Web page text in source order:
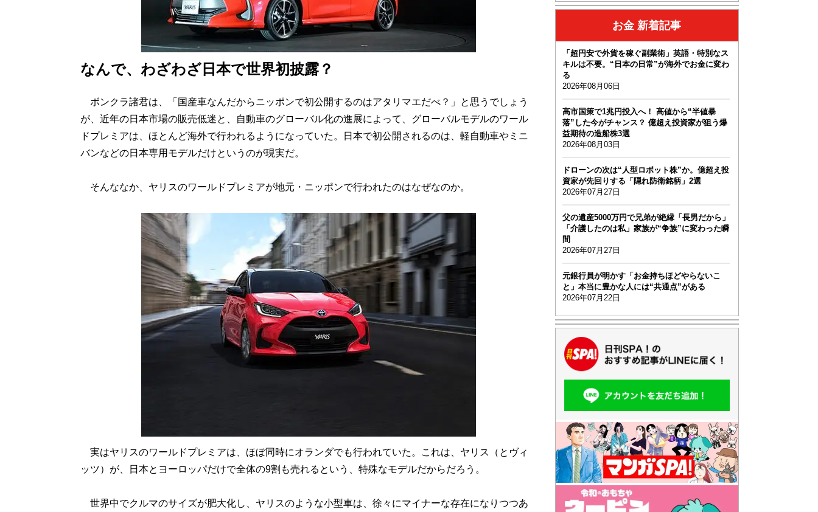
なんで、わざわざ日本で世界初披露？
ボンクラ諸君は、「国産車なんだからニッポンで初公開するのはアタリマエだべ？」と思うでしょう
が、近年の日本市場の販売低迷と、自動車のグローバル化の進展によって、グローバルモデルのワール
ドプレミアは、ほとんど海外で行われるようになっていた。日本で初公開されるのは、軽自動車やミニ
バンなどの日本専用モデルだけというのが現実だ。
そんななか、ヤリスのワールドプレミアが地元・ニッポンで行われたのはなぜなのか。
実はヤリスのワールドプレミアは、ほぼ同時にオランダでも行われていた。これは、ヤリス（とヴィ
ッツ）が、日本とヨーロッパだけで全体の9割も売れるという、特殊なモデルだからだろう。
世界中でクルマのサイズが肥大化し、ヤリスのような小型車は、徐々にマイナーな存在になりつつあ
お金 新着記事
「超円安で外貨を稼ぐ副業術」英語・特別なス
キルは不要。“日本の日常”が海外でお金に変わ
る
2026年08月06日
高市国策で1兆円投入へ！ 高値から“半値暴
落”した今がチャンス？ 億超え投資家が狙う爆
益期待の造船株3選
2026年08月03日
ドローンの次は“人型ロボット株”か。億超え投
資家が先回りする「隠れ防衛銘柄」2選
2026年07月27日
父の遺産5000万円で兄弟が絶縁「長男だから」
「介護したのは私」家族が“争族”に変わった瞬
間
2026年07月27日
元銀行員が明かす「お金持ちほどやらないこ
と」本当に豊かな人には“共通点”がある
2026年07月22日